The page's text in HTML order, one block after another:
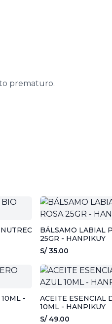
prematuro.
BÁLSAMO LABIAL
25GR - HANPIKUY
S/ 35.00
-
ACEITE ESENCIAL
10ML - HANPIKUY
S/ 49.00